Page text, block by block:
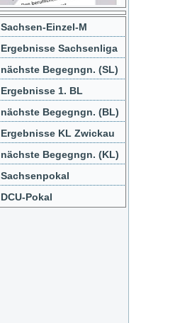
Sachsen-Einzel-M
Ergebnisse Sachsenliga
nächste Begegngn. (SL)
Ergebnisse 1. BL
nächste Begegngn. (BL)
Ergebnisse KL Zwickau
nächste Begegngn. (KL)
Sachsenpokal
DCU-Pokal